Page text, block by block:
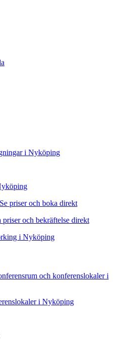
i Nyköping
priser och boka direkt
och bekräftelse direkt
i Nyköping
och konferenslokaler i
i Nyköping